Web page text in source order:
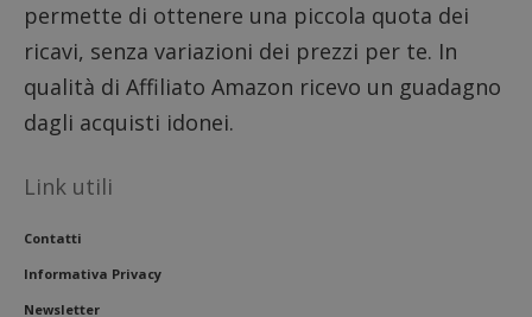
permette di ottenere una piccola quota dei
ricavi, senza variazioni dei prezzi per te. In
qualità di Affiliato Amazon ricevo un guadagno
dagli acquisti idonei.
Link utili
Contatti
Informativa Privacy
Newsletter
Nome